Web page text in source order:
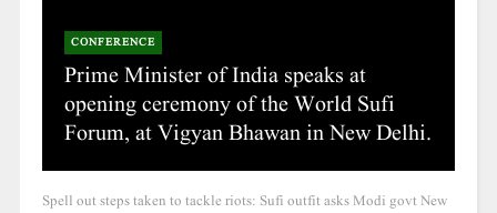
CONFERENCE
Prime Minister of India speaks at
opening ceremony of the World Sufi
Forum, at Vigyan Bhawan in New Delhi.
Spell out steps taken to tackle riots: Sufi outfit asks Modi govt New